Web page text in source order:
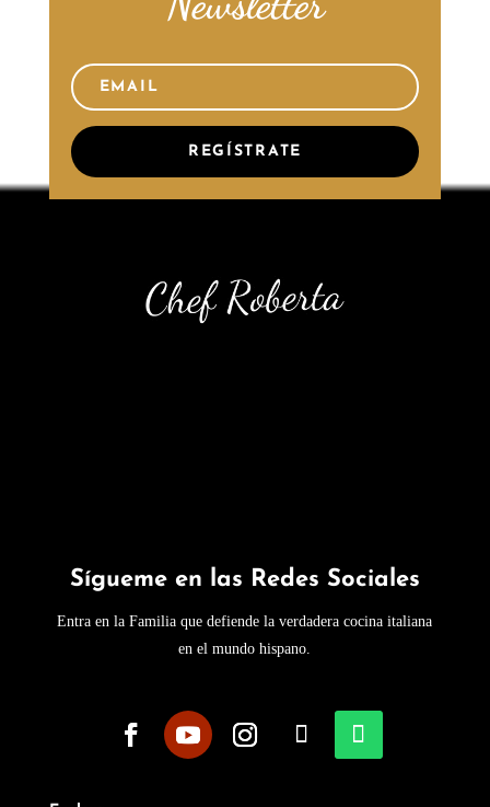
REGÍSTRATE
Sígueme en las Redes Sociales
Entra en la Familia que defiende la verdadera cocina italiana
en el mundo hispano.